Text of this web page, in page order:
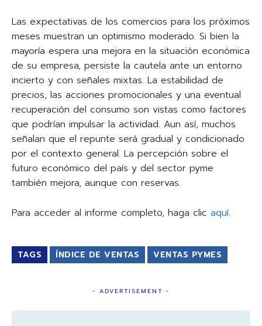
Las expectativas de los comercios para los próximos
meses muestran un optimismo moderado. Si bien la
mayoría espera una mejora en la situación económica
de su empresa, persiste la cautela ante un entorno
incierto y con señales mixtas. La estabilidad de
precios, las acciones promocionales y una eventual
recuperación del consumo son vistas como factores
que podrían impulsar la actividad. Aun así, muchos
señalan que el repunte será gradual y condicionado
por el contexto general. La percepción sobre el
futuro económico del país y del sector pyme
también mejora, aunque con reservas.
Para acceder al informe completo, haga clic aquí.
TAGS ÍNDICE DE VENTAS VENTAS PYMES
- ADVERTISEMENT -